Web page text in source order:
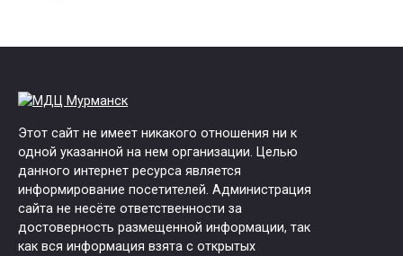
Этот сайт не имеет никакого отношения ни к
одной указанной на нем организации. Целью
данного интернет ресурса является
информирование посетителей. Администрация
сайта не несёте ответственности за
достоверность размещенной информации, так
как вся информация взята с открытых